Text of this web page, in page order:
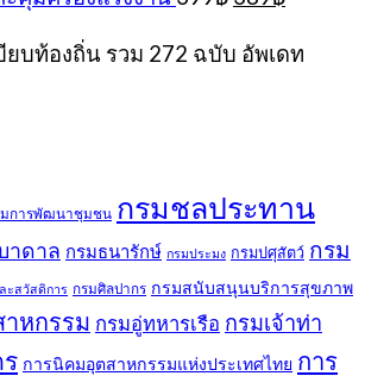
was: is:
ยบท้องถิ่น รวม 272 ฉบับ อัพเดท
มการพัฒนาชุมชน กรมชลประทาน
าดาล กรมธนารักษ์ กรมประมง กรมปศุสัตว์ กรม
ะสวัสดิการ กรมศิลปากร กรมสนับสนุนบริการสุขภาพ
าหกรรม กรมอู่ทหารเรือ กรมเจ้าท่า
การนิคมอุตสาหกรรมแห่งประเทศไทย การ